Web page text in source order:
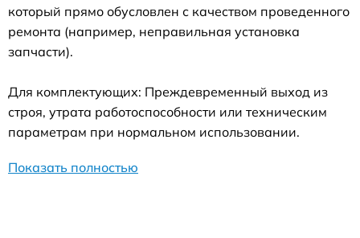
который прямо обусловлен с качеством проведенного
ремонта (например, неправильная установка
запчасти).
Для комплектующих: Преждевременный выход из
строя, утрата работоспособности или техническим
параметрам при нормальном использовании.
Показать полностью